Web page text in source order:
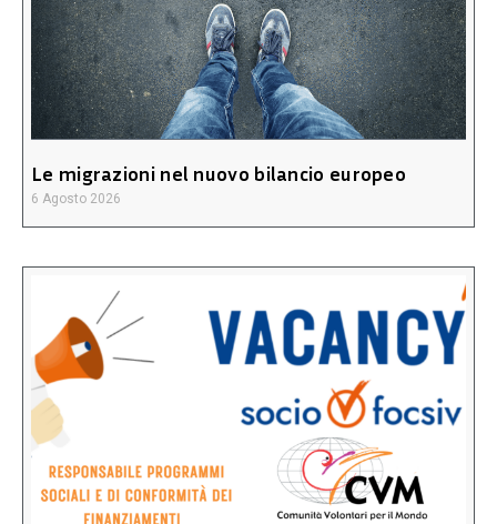
Le migrazioni nel nuovo bilancio europeo
6 Agosto 2026